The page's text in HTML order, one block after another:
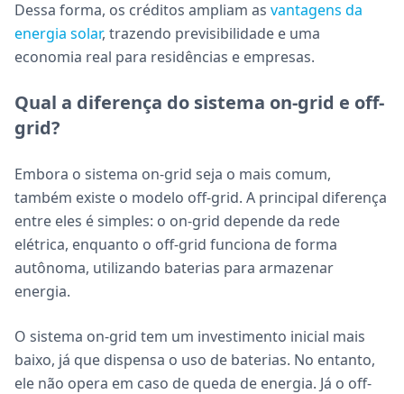
Dessa forma, os créditos ampliam as vantagens da
energia solar, trazendo previsibilidade e uma
economia real para residências e empresas.
Qual a diferença do sistema on-grid e off-
grid?
Embora o sistema on-grid seja o mais comum,
também existe o modelo off-grid. A principal diferença
entre eles é simples: o on-grid depende da rede
elétrica, enquanto o off-grid funciona de forma
autônoma, utilizando baterias para armazenar
energia.
O sistema on-grid tem um investimento inicial mais
baixo, já que dispensa o uso de baterias. No entanto,
ele não opera em caso de queda de energia. Já o off-